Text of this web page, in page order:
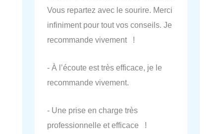
Vous repartez avec le sourire. Merci
infiniment pour tout vos conseils. Je
recommande vivement !
- À l’écoute est très efficace, je le
recommande vivement.
- Une prise en charge très
professionnelle et efficace !